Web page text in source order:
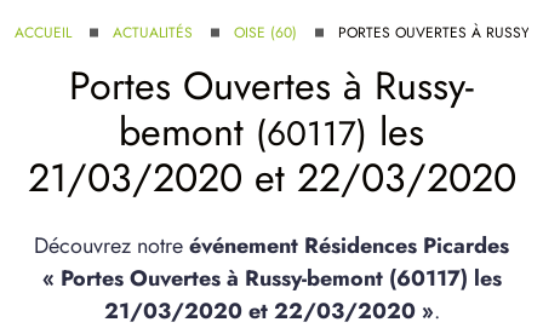
SERVICE BDL EXTENSION
ARTICLES
ACCUEIL ACTUALITÉS OISE (60) PORTES OUVERTES À RUSSY-
Portes Ouvertes à Russy-
bemont (60117) les
21/03/2020 et 22/03/2020
Découvrez notreévénement Résidences Picardes
« Portes Ouvertes à Russy-bemont (60117) les
21/03/2020 et 22/03/2020 ».